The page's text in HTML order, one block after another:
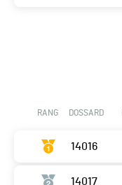
RANG DOSSARD
14016
14017